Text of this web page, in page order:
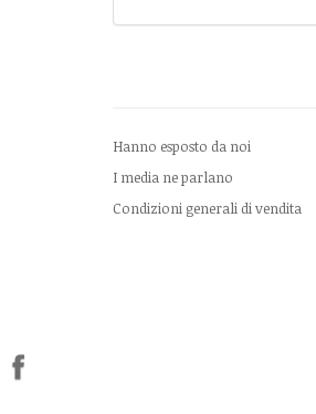
Hanno esposto da noi
I media ne parlano
Condizioni generali di vendita